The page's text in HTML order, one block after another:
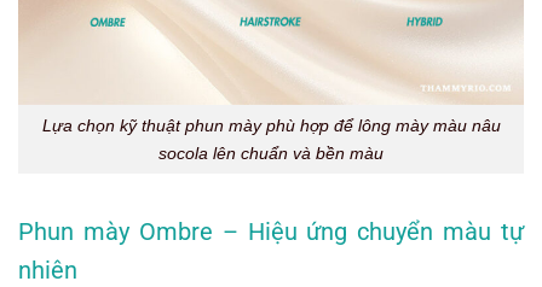
Lựa chọn kỹ thuật phun mày phù hợp để lông mày màu nâu
socola lên chuẩn và bền màu
Phun mày Ombre – Hiệu ứng chuyển màu tự
nhiên